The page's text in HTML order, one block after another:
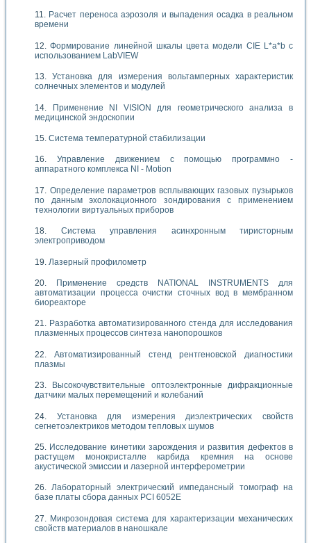
Расчет переноса аэрозоля и выпадения осадка в реальном
времени
Формирование линейной шкалы цвета модели CIE L*a*b с
использованием LabVIEW
Установка для измерения вольтамперных характеристик
солнечных элементов и модулей
Применение NI VISION для геометрического анализа в
медицинской эндоскопии
Система температурной стабилизации
Управление движением с помощью программно -
аппаратного комплекса NI - Motion
Определение параметров всплывающих газовых пузырьков
по данным эхолокационного зондирования с применением
технологии виртуальных приборов
Система управления асинхронным тиристорным
электроприводом
Лазерный профилометр
Применение средств NATIONAL INSTRUMENTS для
автоматизации процесса очистки сточных вод в мембранном
биореакторе
Разработка автоматизированного стенда для исследования
плазменных процессов синтеза нанопорошков
Автоматизированный стенд рентгеновской диагностики
плазмы
Высокочувствительные оптоэлектронные дифракционные
датчики малых перемещений и колебаний
Установка для измерения диэлектрических свойств
сегнетоэлектриков методом тепловых шумов
Исследование кинетики зарождения и развития дефектов в
растущем монокристалле карбида кремния на основе
акустической эмиссии и лазерной интерферометрии
Лабораторный электрический импедансный томограф на
базе платы сбора данных PCI 6052E
Микрозондовая система для характеризации механических
свойств материалов в наношкале